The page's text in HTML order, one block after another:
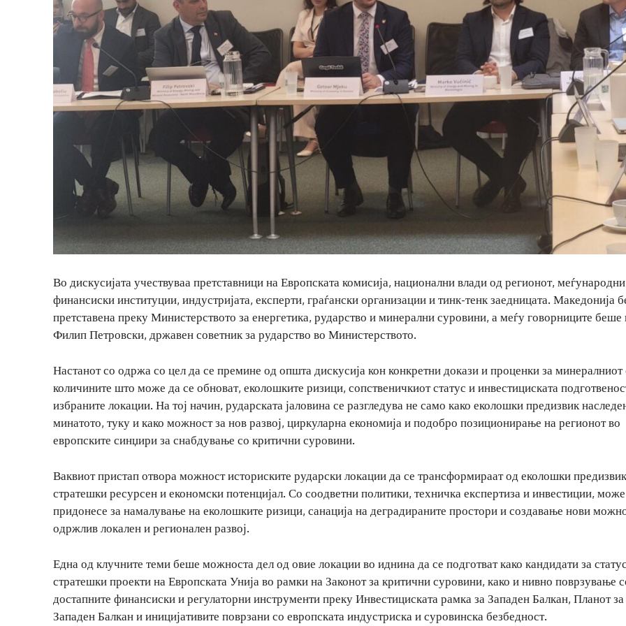
Во дискусијата учествуваа претставници на Европската комисија, национални влади од регионот, меѓународни
финансиски институции, индустријата, експерти, граѓански организации и тинк-тенк заедницата. Македонија
претставена преку Министерството за енергетика, рударство и минерални суровини, а меѓу говорниците беше
Филип Петровски, државен советник за рударство во Министерството.
Настанот со одржа со цел да се премине од општа дискусија кон конкретни докази и проценки за минералниот
количините што може да се обноват, еколошките ризици, сопственичкиот статус и инвестициската
избраните локации. На тој начин, рударската јаловина се разгледува не само како еколошки предизвик
минатото, туку и како можност за нов развој, циркуларна економија и подобро позиционирање на регионот во
европските синџири за снабдување со критични суровини.
Ваквиот пристап отвора можност историските рударски локации да се трансформираат од еколошки
стратешки ресурсен и економски потенцијал. Со соодветни политики, техничка експертиза и инвестиции,
придонесе за намалување на еколошките ризици, санација на деградираните простори и создавање нови
одржлив локален и регионален развој.
Една од клучните теми беше можноста дел од овие локации во иднина да се подготват како кандидати за
стратешки проекти на Европската Унија во рамки на Законот за критични суровини, како и нивно поврзување
достапните финансиски и регулаторни инструменти преку Инвестициската рамка за Западен Балкан, Планот за
Западен Балкан и иницијативите поврзани со европската индустриска и суровинска безбедност.